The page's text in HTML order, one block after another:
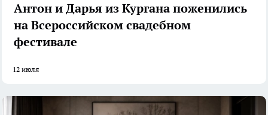
Антон и Дарья из Кургана поженились
на Всероссийском свадебном
фестивале
12 июля